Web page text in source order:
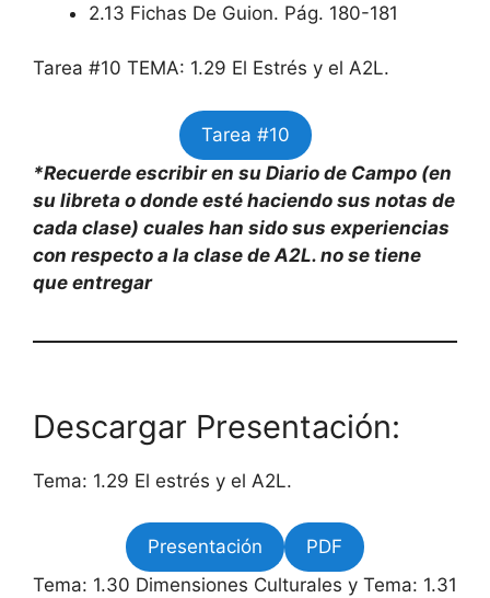
2.13 Fichas De Guion. Pág. 180-181
Tarea #10 TEMA: 1.29 El Estrés y el A2L.
Tarea #10
*Recuerde escribir en su Diario de Campo (en
su libreta o donde esté haciendo sus notas de
cada clase) cuales han sido sus experiencias
con respecto a la clase de A2L. no se tiene
que entregar
Descargar Presentación:
Tema: 1.29 El estrés y el A2L.
Presentación
PDF
Tema: 1.30 Dimensiones Culturales y Tema: 1.31